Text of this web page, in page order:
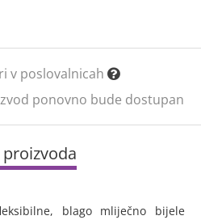
v poslovalnicah
ponovno bude dostupan
blago mliječno bijele